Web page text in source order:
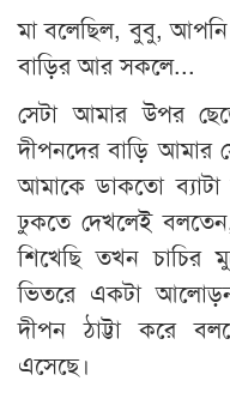
মা বলেছিল, বুবু,
বাড়ির আর সকলে...
সেটা আমার উপর
দীপনদের বাড়ি আমার
আমাকে ডাকতো
ঢুকতে দেখলেই
শিখেছি তখন চাচির
ভিতরে একটা
দীপন ঠাট্টা করে
এসেছে।